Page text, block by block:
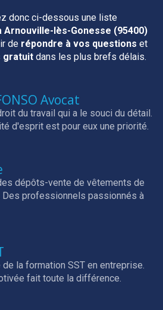
donc ci-dessous une liste
Arnouville-lès-Gonesse (95400)
de répondre à vos questions et
gratuit dans les plus brefs délais.
Avocat
du travail qui a le souci du détail.
d'esprit est pour eux une priorité.
dépôts-vente de vêtements de
Des professionnels passionnés à
la formation SST en entreprise.
fait toute la différence.